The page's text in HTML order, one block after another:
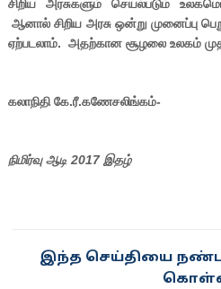
சிறிய அரசுகளும் செயல்படும்
ஆனால் சிறிய அரசு ஒன்று முனைப்பு
ஏற்படலாம். அதற்கான சூழலை உலகம்
கலாநிதி கே.ரீ.கணேசலிங்கம்-
நிமிர்வு ஆடி 2017 இதழ்
இந்த செய்தியை